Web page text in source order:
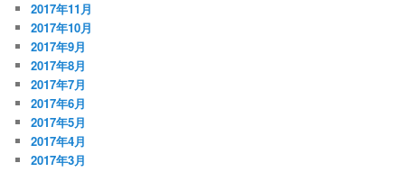
2017年11月
2017年10月
2017年9月
2017年8月
2017年7月
2017年6月
2017年5月
2017年4月
2017年3月